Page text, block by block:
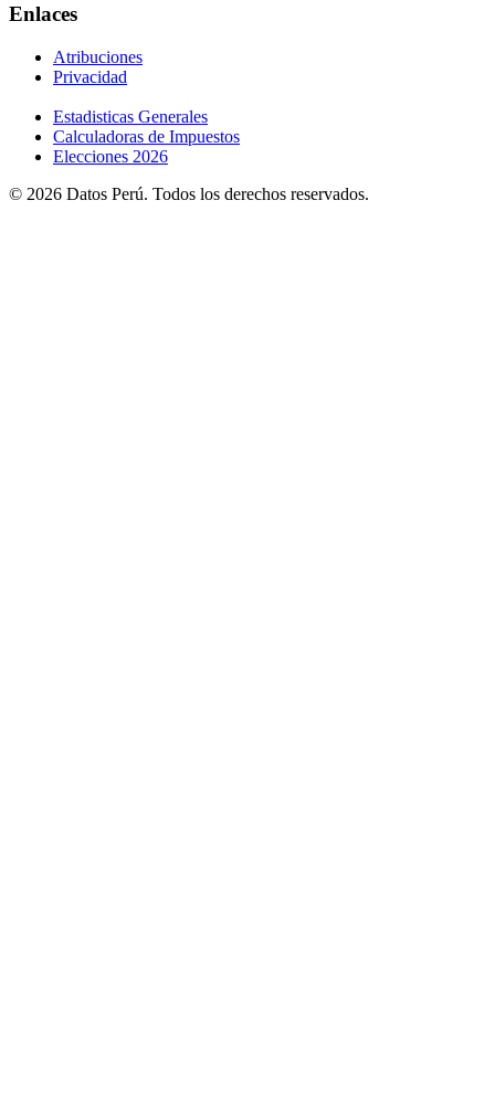
Enlaces
Atribuciones
Privacidad
Estadisticas Generales
Calculadoras de Impuestos
Elecciones 2026
© 2026 Datos Perú. Todos los derechos reservados.